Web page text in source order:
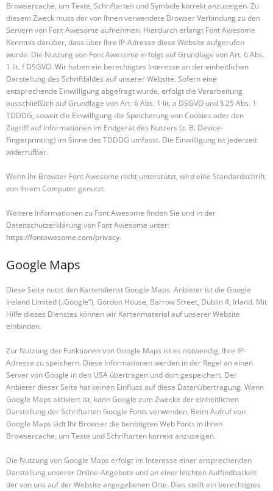
Browsercache, um Texte, Schriftarten und Symbole korrekt anzuzeigen. Zu
diesem Zweck muss der von Ihnen verwendete Browser Verbindung zu den
Servern von Font Awesome aufnehmen. Hierdurch erlangt Font Awesome
Kenntnis darüber, dass über Ihre IP-Adresse diese Website aufgerufen
wurde. Die Nutzung von Font Awesome erfolgt auf Grundlage von Art. 6 Abs.
1 lit. f DSGVO. Wir haben ein berechtigtes Interesse an der einheitlichen
Darstellung des Schriftbildes auf unserer Website. Sofern eine
entsprechende Einwilligung abgefragt wurde, erfolgt die Verarbeitung
ausschließlich auf Grundlage von Art. 6 Abs. 1 lit. a DSGVO und § 25 Abs. 1
TDDDG, soweit die Einwilligung die Speicherung von Cookies oder den
Zugriff auf Informationen im Endgerät des Nutzers (z. B. Device-
Fingerprinting) im Sinne des TDDDG umfasst. Die Einwilligung ist jederzeit
widerrufbar.
Wenn Ihr Browser Font Awesome nicht unterstützt, wird eine Standardschrift
von Ihrem Computer genutzt.
Weitere Informationen zu Font Awesome finden Sie und in der
Datenschutzerklärung von Font Awesome unter:
https://fontawesome.com/privacy.
Google Maps
Diese Seite nutzt den Kartendienst Google Maps. Anbieter ist die Google
Ireland Limited („Google“), Gordon House, Barrow Street, Dublin 4, Irland. Mit
Hilfe dieses Dienstes können wir Kartenmaterial auf unserer Website
einbinden.
Zur Nutzung der Funktionen von Google Maps ist es notwendig, Ihre IP-
Adresse zu speichern. Diese Informationen werden in der Regel an einen
Server von Google in den USA übertragen und dort gespeichert. Der
Anbieter dieser Seite hat keinen Einfluss auf diese Datenübertragung. Wenn
Google Maps aktiviert ist, kann Google zum Zwecke der einheitlichen
Darstellung der Schriftarten Google Fonts verwenden. Beim Aufruf von
Google Maps lädt Ihr Browser die benötigten Web Fonts in ihren
Browsercache, um Texte und Schriftarten korrekt anzuzeigen.
Die Nutzung von Google Maps erfolgt im Interesse einer ansprechenden
Darstellung unserer Online-Angebote und an einer leichten Auffindbarkeit
der von uns auf der Website angegebenen Orte. Dies stellt ein berechtigtes